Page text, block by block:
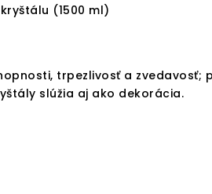
(1500 ml)
trpezlivosť a zvedavosť;
slúžia aj ako dekorácia.